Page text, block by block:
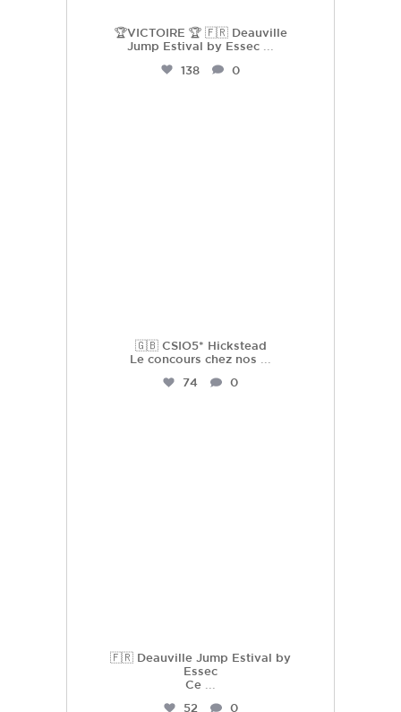
🏆VICTOIRE 🏆 🇫🇷 Deauville
Jump Estival by Essec ...
138
0
🇬🇧 CSIO5* Hickstead
Le concours chez nos
74
0
🇫🇷 Deauville Jump Estival by
Essec
Ce
52
0